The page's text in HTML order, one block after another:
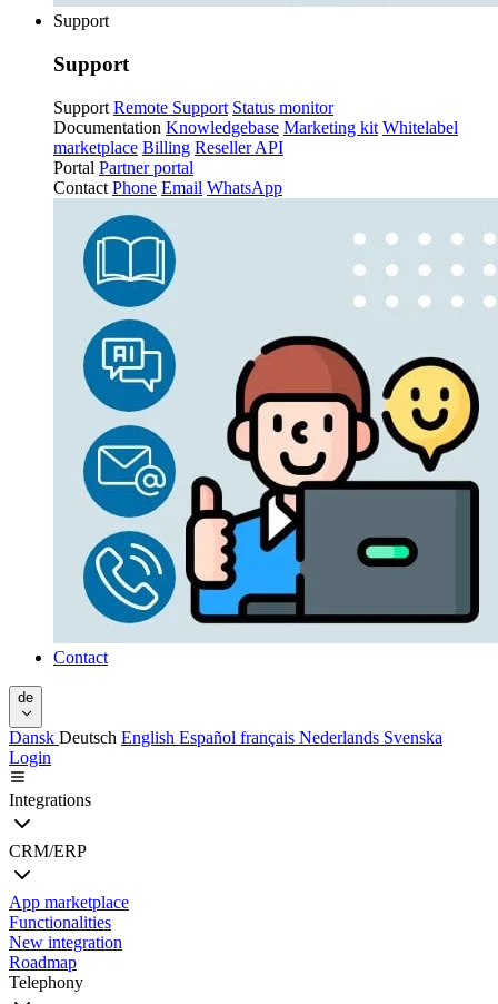
Support
Support
Support Remote Support Status monitor
Documentation Knowledgebase Marketing kit Whitelabel
marketplace Billing Reseller API
Portal Partner portal
Contact Phone Email WhatsApp
Contact
de
Dansk Deutsch English Español français Nederlands Svenska
Login
Integrations
CRM/ERP
App marketplace
Functionalities
New integration
Roadmap
Telephony